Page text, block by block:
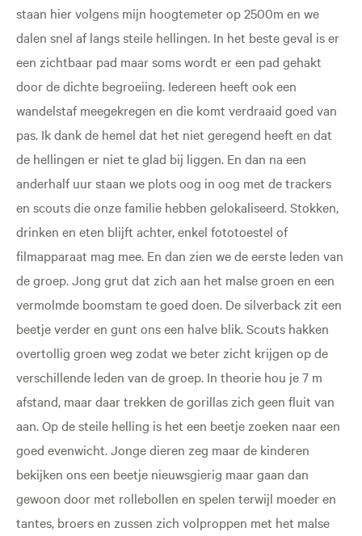
staan hier volgens mijn hoogtemeter op 2500m en we
dalen snel af langs steile hellingen. In het beste geval is er
een zichtbaar pad maar soms wordt er een pad gehakt
door de dichte begroeiing. Iedereen heeft ook een
wandelstaf meegekregen en die komt verdraaid goed van
pas. Ik dank de hemel dat het niet geregend heeft en dat
de hellingen er niet te glad bij liggen. En dan na een
anderhalf uur staan we plots oog in oog met de trackers
en scouts die onze familie hebben gelokaliseerd. Stokken,
drinken en eten blijft achter, enkel fototoestel of
filmapparaat mag mee. En dan zien we de eerste leden van
de groep. Jong grut dat zich aan het malse groen en een
vermolmde boomstam te goed doen. De silverback zit een
beetje verder en gunt ons een halve blik. Scouts hakken
overtollig groen weg zodat we beter zicht krijgen op de
verschillende leden van de groep. In theorie hou je 7 m
afstand, maar daar trekken de gorillas zich geen fluit van
aan. Op de steile helling is het een beetje zoeken naar een
goed evenwicht. Jonge dieren zeg maar de kinderen
bekijken ons een beetje nieuwsgierig maar gaan dan
gewoon door met rollebollen en spelen terwijl moeder en
tantes, broers en zussen zich volproppen met het malse